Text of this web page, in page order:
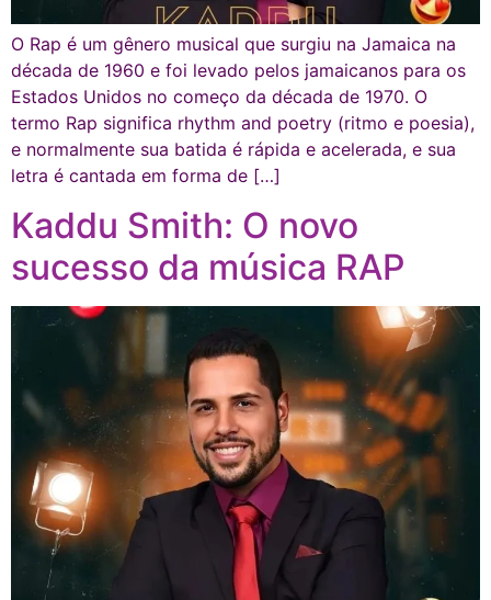
O Rap é um gênero musical que surgiu na Jamaica na
década de 1960 e foi levado pelos jamaicanos para os
Estados Unidos no começo da década de 1970. O
termo Rap significa rhythm and poetry (ritmo e poesia),
e normalmente sua batida é rápida e acelerada, e sua
letra é cantada em forma de […]
Kaddu Smith: O novo
sucesso da música RAP